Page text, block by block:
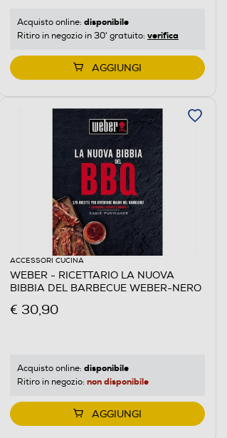
Acquisto online: disponibile
Ritiro in negozio in 30' gratuito: verifica
AGGIUNGI
ACCESSORI CUCINA
WEBER - RICETTARIO LA NUOVA
BIBBIA DEL BARBECUE WEBER-NERO
€ 30,90
Acquisto online: disponibile
Ritiro in negozio: non disponibile
AGGIUNGI